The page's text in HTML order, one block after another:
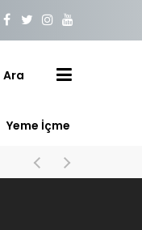
Ara
Yeme İçme